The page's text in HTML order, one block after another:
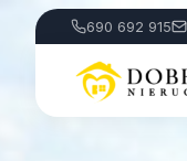
690 692 915